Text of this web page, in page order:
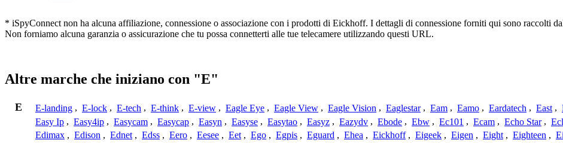
* iSpyConnect non ha alcuna affiliazione, connessione o associazione con i prodotti di Eickhoff. I dettagli di connessione forniti qui sono raccolti
Non forniamo alcuna garanzia o assicurazione che tu possa connetterti alle tue telecamere utilizzando questi URL.
Altre marche che iniziano con "E"
E E-landing , E-lock , E-tech , E-think , E-view , Eagle Eye , Eagle View , Eagle Vision , Eaglestar , Eam , Eamo , Eardatech , East ,
Easy Ip , Easy4ip , Easycam , Easycap , Easyn , Easyse , Easytao , Easyz , Eazydv , Ebode , Ebw , Ec101 , Ecam , Echo Star ,
Edimax , Edison , Ednet , Edss , Eero , Eesee , Eet , Ego , Egpis , Eguard , Ehea , Eickhoff , Eigeek , Eigen , Eight , Eighteen ,